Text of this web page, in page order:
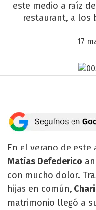
este medio a raíz
restaurant, a los
17
En el verano de este
Matías Defederico
con mucho dolor.
hijas en común,
matrimonio llegó a